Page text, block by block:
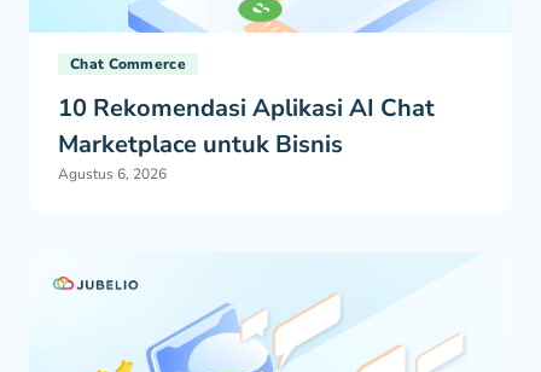
Chat Commerce
10 Rekomendasi Aplikasi AI Chat
Marketplace untuk Bisnis
Agustus 6, 2026